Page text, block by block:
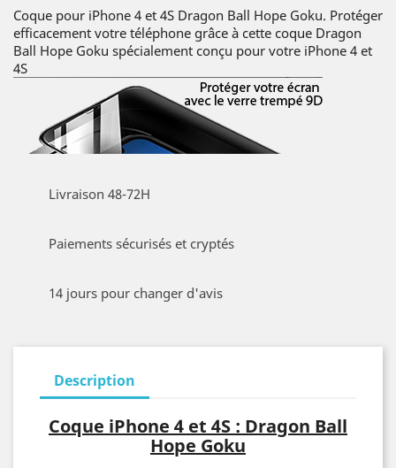
Coque pour iPhone 4 et 4S Dragon Ball Hope Goku. Protéger
efficacement votre téléphone grâce à cette coque Dragon
Ball Hope Goku spécialement conçu pour votre iPhone 4 et
4S
Livraison 48-72H
Paiements sécurisés et cryptés
14 jours pour changer d'avis
Description
Coque iPhone 4 et 4S : Dragon Ball
Hope Goku